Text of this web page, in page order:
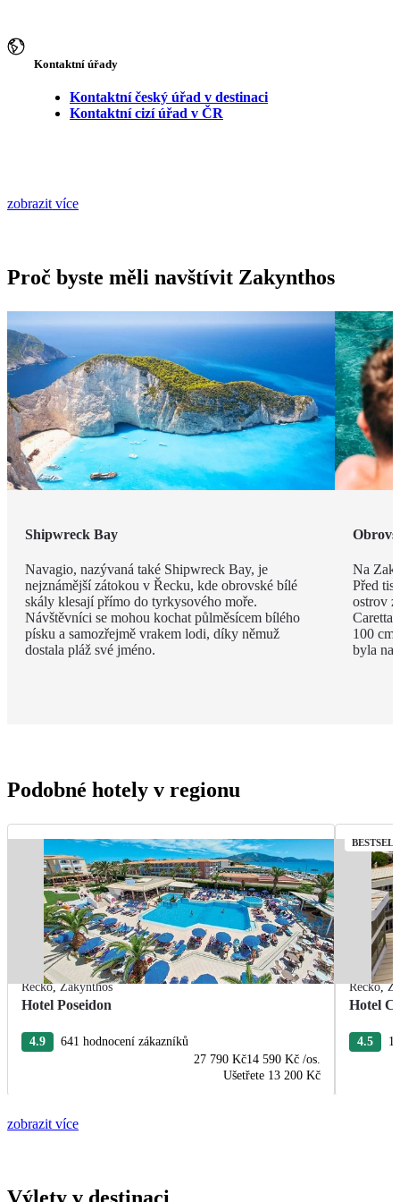
Kontaktní úřady
Kontaktní český úřad v destinaci
Kontaktní cizí úřad v ČR
zobrazit více
Proč byste měli navštívit Zakynthos
Shipwreck Bay
Navagio, nazývaná také Shipwreck Bay, je
nejznámější zátokou v Řecku, kde obrovské bílé
skály klesají přímo do tyrkysového moře.
Návštěvníci se mohou kochat půlměsícem bílého
písku a samozřejmě vrakem lodi, díky němuž
dostala pláž své jméno.
Na
Před
ostrov
Caretta
100 cm
byla na
Podobné hotely v regionu
Řecko,Zakynthos
Hotel Poseidon
4.9
641 hodnocení zákazníků
27 790 Kč14 590 Kč /os.
Ušetřete 13 200 Kč
Řecko,
Hotel
4.5
zobrazit více